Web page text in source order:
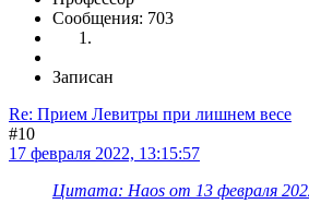
Сообщения: 703
Записан
Re: Прием Левитры при лишнем весе
#10
17 февраля 2022, 13:15:57
Цитата: Haos от 13 февраля